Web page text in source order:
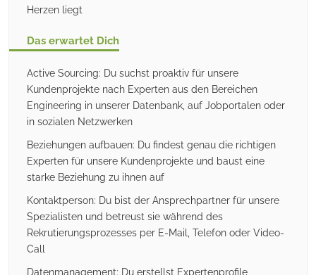
Herzen liegt
Das erwartet Dich
Active Sourcing: Du suchst proaktiv für unsere
Kundenprojekte nach Experten aus den Bereichen
Engineering in unserer Datenbank, auf Jobportalen oder
in sozialen Netzwerken
Beziehungen aufbauen: Du findest genau die richtigen
Experten für unsere Kundenprojekte und baust eine
starke Beziehung zu ihnen auf
Kontaktperson: Du bist der Ansprechpartner für unsere
Spezialisten und betreust sie während des
Rekrutierungsprozesses per E-Mail, Telefon oder Video-
Call
Datenmanagement: Du erstellst Expertenprofile,